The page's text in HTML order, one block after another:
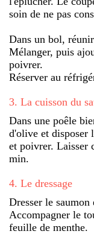
soin de ne pas
Dans un bol,
Mélanger, puis
poivrer.
Réserver au
3. La cuisson du
Dans une poêle
d'olive et disposer
et poivrer. Laisser
min.
4. Le dressage
Dresser le saumon
Accompagner le
feuille de menthe.